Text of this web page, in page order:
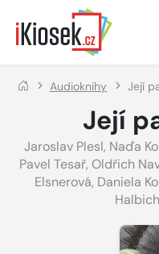
Přejít na hlavní obsah
Audioknihy Její
Její
Jaroslav Plesl, Naďa
Pavel Tesař, Oldřich
Elsnerová, Daniela
Halbich